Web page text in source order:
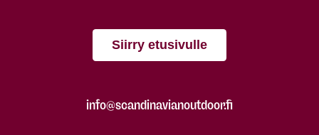
Siirry etusivulle
info@scandinavianoutdoor.fi